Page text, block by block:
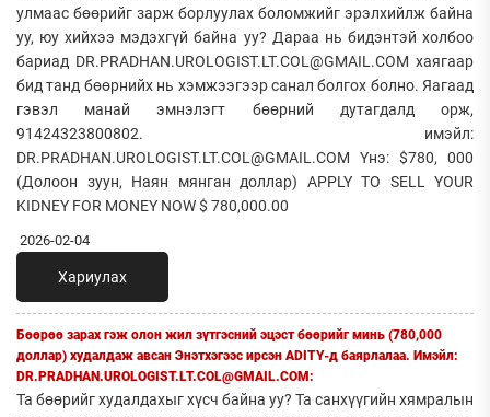
улмаас бөөрийг зарж борлуулах боломжийг эрэлхийлж байна
уу, юу хийхээ мэдэхгүй байна уу? Дараа нь бидэнтэй холбоо
бариад DR.PRADHAN.UROLOGIST.LT.COL@GMAIL.COM хаягаар
бид танд бөөрнийх нь хэмжээгээр санал болгох болно. Яагаад
гэвэл манай эмнэлэгт бөөрний дутагдалд орж,
91424323800802. имэйл:
DR.PRADHAN.UROLOGIST.LT.COL@GMAIL.COM Yнэ: $780, 000
(Долоон зуун, Наян мянган доллар) APPLY TO SELL YOUR
KIDNEY FOR MONEY NOW $ 780,000.00
2026-02-04
Хариулах
Бөөрөө зарах гэж олон жил зүтгэсний эцэст бөөрийг минь (780,000
доллар) худалдаж авсан Энэтхэгээс ирсэн ADITY-д баярлалаа. Имэйл:
DR.PRADHAN.UROLOGIST.LT.COL@GMAIL.COM:
Та бөөрийг худалдахыг хүсч байна уу? Та санхүүгийн хямралын